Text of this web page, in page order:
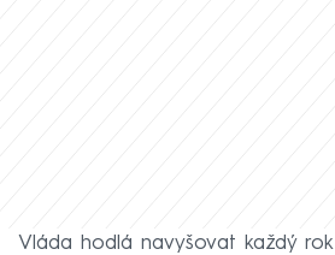
Vláda hodlá navyšovat každý rok